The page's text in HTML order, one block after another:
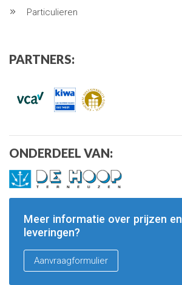
Meer informatie over prijzen en
leveringen?
Aanvraagformulier
Particulieren
PARTNERS:
ONDERDEEL VAN: